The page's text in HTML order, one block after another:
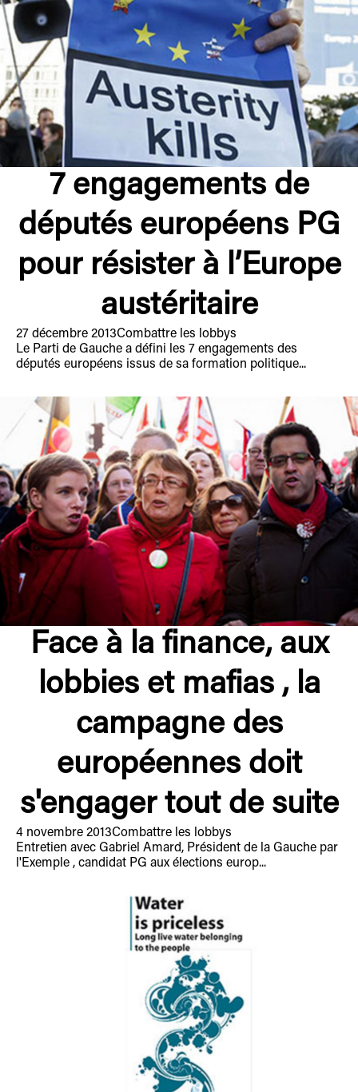
7 engagements de
députés européens PG
pour résister à l’Europe
austéritaire
27 décembre 2013Combattre les lobbys
Le Parti de Gauche a défini les 7 engagements des
députés européens issus de sa formation politique...
Face à la finance, aux
lobbies et mafias , la
campagne des
européennes doit
s'engager tout de suite
4 novembre 2013Combattre les lobbys
Entretien avec Gabriel Amard, Président de la Gauche par
l'Exemple , candidat PG aux élections europ...